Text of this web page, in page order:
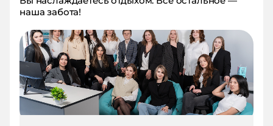
наша забота!